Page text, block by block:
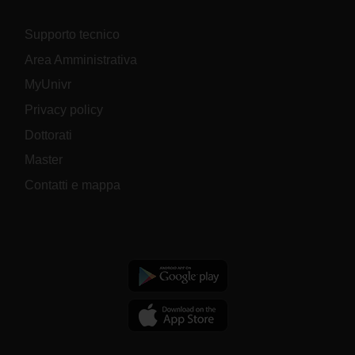
Supporto tecnico
Area Amministrativa
MyUnivr
Privacy policy
Dottorati
Master
Contatti e mappa